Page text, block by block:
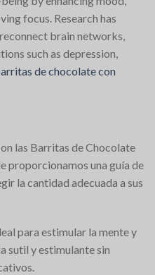
focus. Research has
brain networks,
such as depression,
de chocolate con
las Barritas de Chocolate
proporcionamos una guía de
la cantidad adecuada a sus
para estimular la mente y
sutil y estimulante sin